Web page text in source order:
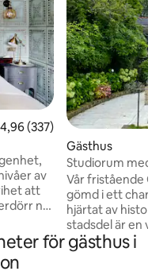
av 5 i genomsnittligt
4,96 (337)
av
att
när
i
Gästhus
Studiorum med
Village
Vår fristående
gömd i ett
hjärtat av historiska
stadsdel är en väl
norra London och
stanna kvar,
för gästhus i